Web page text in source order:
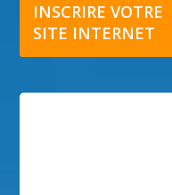
INSCRIRE VOTRE
SITE INTERNET